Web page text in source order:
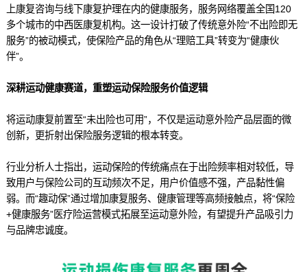
上康复咨询与线下康复护理在内的健康服务，服务网络覆盖全国120
多个城市的中西医康复机构。这一设计打破了传统意外险“不出险即无
服务”的被动模式，使保险产品的角色从“理赔工具”转变为“健康伙
伴”。
深耕运动健康赛道，重塑运动保险服务价值逻辑
将运动康复前置至“未出险也可用”，不仅是运动意外险产品层面的微
创新，更折射出保险服务逻辑的根本转变。
行业分析人士指出，运动保险的传统痛点在于出险频率相对较低，导
致用户与保险公司的互动频次不足，用户价值感不强，产品黏性偏
弱。而“趣动保”通过增加康复服务、健康管理等高频接触点，将“保险
+健康服务”医疗险运营模式拓展至运动意外险，有望提升产品吸引力
与品牌忠诚度。